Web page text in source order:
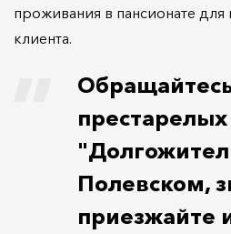
проживания в пансионате
клиента.
Полевском,
приезжайте